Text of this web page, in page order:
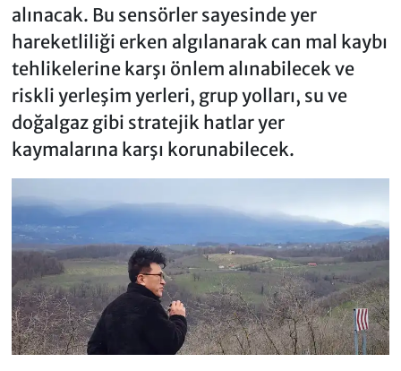
alınacak. Bu sensörler sayesinde yer
hareketliliği erken algılanarak can mal kaybı
tehlikelerine karşı önlem alınabilecek ve
riskli yerleşim yerleri, grup yolları, su ve
doğalgaz gibi stratejik hatlar yer
kaymalarına karşı korunabilecek.